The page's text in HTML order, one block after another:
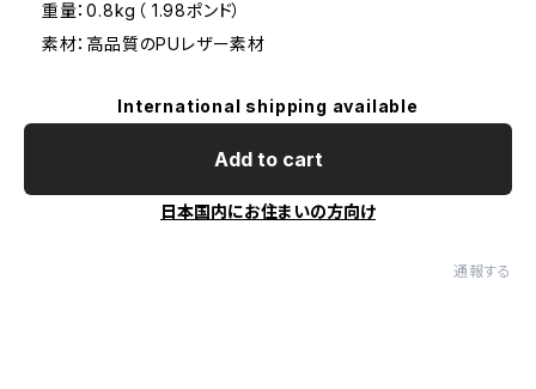
重量：0.8kg（ 1.98ポンド）
素材：高品質のPUレザー素材
International shipping available
Add to cart
日本国内にお住まいの方向け
通報する